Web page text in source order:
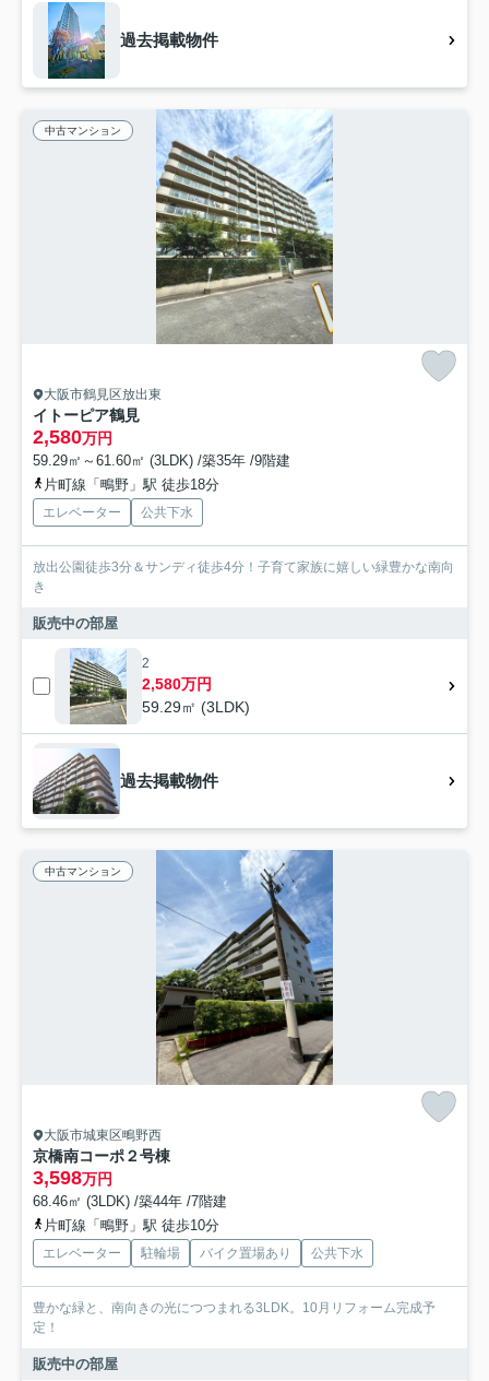
過去掲載物件
中古マンション
大阪市鶴見区放出東
イトーピア鶴見
2,580万円
59.29㎡～61.60㎡ (3LDK) /築35年 /9階建
片町線「鴫野」駅 徒歩18分
エレベーター 公共下水
放出公園徒歩3分＆サンディ徒歩4分！子育て家族に嬉しい緑豊かな南向
き
販売中の部屋
2
2,580万円
59.29㎡ (3LDK)
過去掲載物件
中古マンション
大阪市城東区鴫野西
京橋南コーポ２号棟
3,598万円
68.46㎡ (3LDK) /築44年 /7階建
片町線「鴫野」駅 徒歩10分
エレベーター 駐輪場 バイク置場あり 公共下水
豊かな緑と、南向きの光につつまれる3LDK。10月リフォーム完成予
定！
販売中の部屋